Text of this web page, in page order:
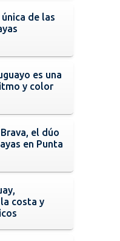
de las
es una
y color
el dúo
en Punta
costa y